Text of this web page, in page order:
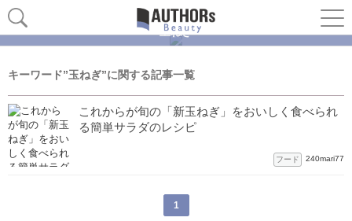
玉ねぎ
キーワード”玉ねぎ”に関する記事一覧
これからが旬の「新玉ねぎ」をおいしく食べられ
る簡単サラダのレシピ
フード 240mari77
1